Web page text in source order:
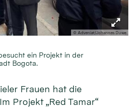
© Adveniat/Johannes Duwe
ein Projekt in der
Bogota.
Frauen hat die
Projekt „Red Tamar“